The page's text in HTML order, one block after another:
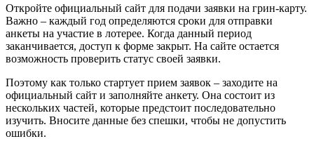
Откройте официальный сайт для подачи заявки на грин-карту.
Важно – каждый год определяются сроки для отправки
анкеты на участие в лотерее. Когда данный период
заканчивается, доступ к форме закрыт. На сайте остается
возможность проверить статус своей заявки.
Поэтому как только стартует прием заявок – заходите на
официальный сайт и заполняйте анкету. Она состоит из
нескольких частей, которые предстоит последовательно
изучить. Вносите данные без спешки, чтобы не допустить
ошибки.